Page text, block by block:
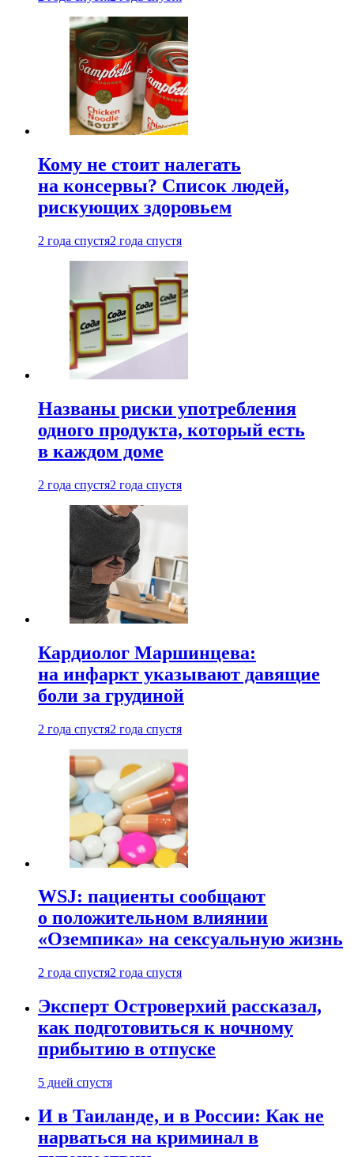
Кому не стоит налегать
на консервы? Список людей,
рискующих здоровьем
2 года спустя2 года спустя
Названы риски употребления
одного продукта, который есть
в каждом доме
2 года спустя2 года спустя
Кардиолог Маршинцева:
на инфаркт указывают давящие
боли за грудиной
2 года спустя2 года спустя
WSJ: пациенты сообщают
о положительном влиянии
«Оземпика» на сексуальную жизнь
2 года спустя2 года спустя
Эксперт Островерхий рассказал,
как подготовиться к ночному
прибытию в отпуске
5 дней спустя
И в Таиланде, и в России: Как не
нарваться на криминал в